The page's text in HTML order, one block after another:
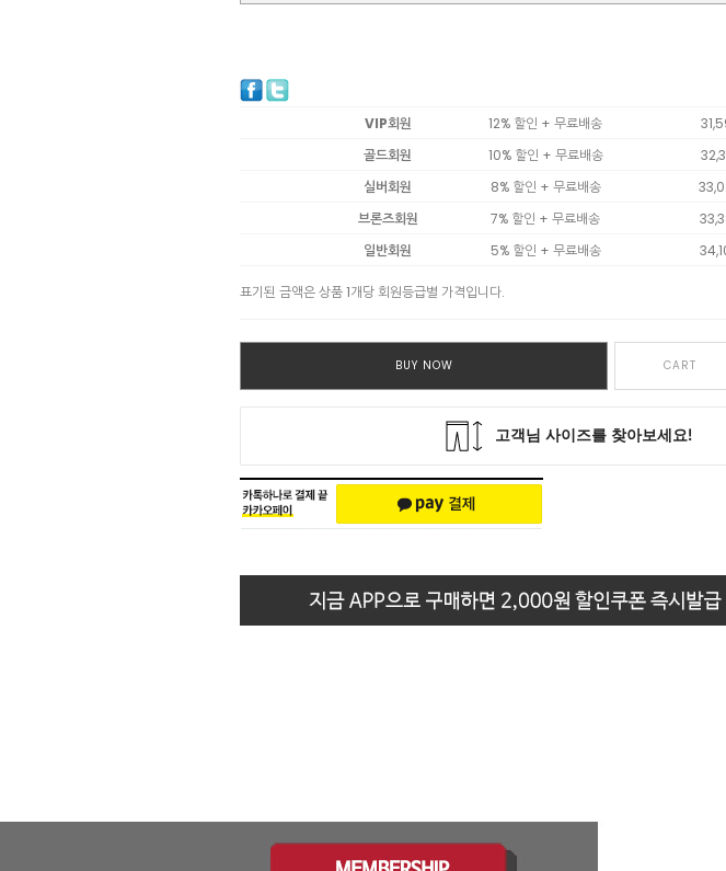
VIP회원 12% 할인 + 무료배송
골드회원
10% 할인 + 무료배송
실버회원
8% 할인 + 무료배송
브론즈회원
7% 할인 + 무료배송
일반회원
5% 할인 + 무료배송
표기된 금액은 상품 1개당 회원등급별 가격입니다.
BUY NOW CART